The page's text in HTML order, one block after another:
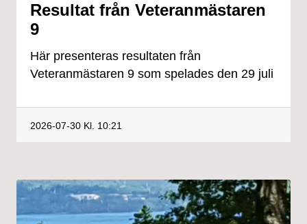
Resultat från Veteranmästaren
9
Här presenteras resultaten från
Veteranmästaren 9 som spelades den 29 juli
2026-07-30 Kl. 10:21